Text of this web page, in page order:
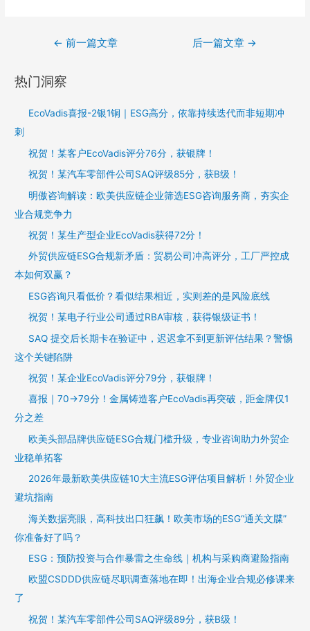
← 前一篇文章 后一篇文章 →
热门洞察
EcoVadis喜报-2银1铜｜ESG高分，依靠持续迭代而非短期冲
刺
祝贺！某客户EcoVadis评分76分，获银牌！
祝贺！某汽车零部件公司SAQ评级85分，获B级！
明傲咨询解读：欧美供应链企业筛选ESG咨询服务商，夯实企
业合规竞争力
祝贺！某生产型企业EcoVadis获得72分！
外贸供应链ESG合规新矛盾：贸易公司冲高评分，工厂严控成
本如何双赢？
ESG咨询只看低价？看似结果相近，实则差的是风险底线
祝贺！某电子行业公司通过RBA审核，获得银级证书！
SAQ 提交后长期卡在验证中，迟迟拿不到更新评估结果？警惕
这个关键陷阱
祝贺！某企业EcoVadis评分79分，获银牌！
喜报｜70→79分！金属铸造客户EcoVadis再突破，距金牌仅1
分之差
欧美头部品牌供应链ESG合规门槛升级，专业咨询助力外贸企
业稳单拓客
2026年最新欧美供应链10大主流ESG评估项目解析！外贸企业
避坑指南
海关数据亮眼，高科技出口狂飙！欧美市场的ESG“通关文牒”
你准备好了吗？
ESG：预防投资与合作暴雷之生命线｜机构与采购商避险指南
欧盟CSDDD供应链尽职调查落地在即！出海企业合规必修课来
了
祝贺！某汽车零部件公司SAQ评级89分，获B级！